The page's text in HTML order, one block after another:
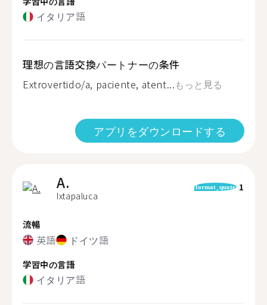
イタリア語
理想の言語交換パートナーの条件
Extrovertido/a, paciente, atent...もっと見る
アプリをダウンロードする
A.
Ixtapaluca
format_quote 1
流暢
英語 ドイツ語
学習中の言語
イタリア語